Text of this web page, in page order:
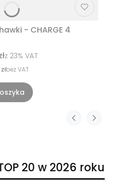
- CHARGE 4
z 23% VAT
bez VAT
20 w 2026 roku